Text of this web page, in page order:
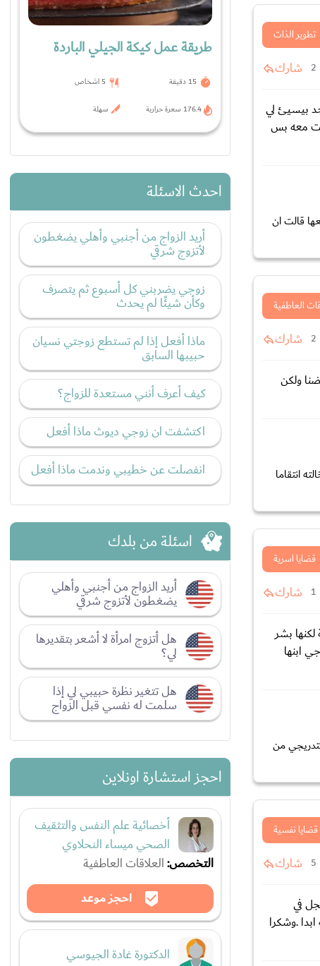
تطوير الذات
2 شارك
بيسيئ لي
معه بس
قالت ان
العاطفية
2 شارك
ولكن
انتقاما
قضايا اسرية
1 شارك
بشر
ابنها
من
قضايا نفسية
5 شارك
في
.وشكرا
طريقة عمل كيكة الجيلي الباردة
15 دقيقة 5 اشخاص
176.4 سعرة حرارية سهلة
احدث الاسئلة
أريد الزواج من أجنبي وأهلي يضغطون
لأتزوج شرقي
زوجي يضربني كل أسبوع ثم يتصرف
وكأن شيئًا لم يحدث
ماذا أفعل إذا لم تستطع زوجتي نسيان
حبيبها السابق
كيف أعرف أنني مستعدة للزواج؟
اكتشفت ان زوجي ديوث ماذا أفعل
انفصلت عن خطيبي وندمت ماذا أفعل
اسئلة من بلدك
أريد الزواج من أجنبي وأهلي
يضغطون لأتزوج شرقي
هل أتزوج امرأة لا أشعر بتقديرها
لي؟
هل تتغير نظرة حبيبي لي إذا
سلمت له نفسي قبل الزواج
احجز استشارة اونلاين
أخصائية علم النفس والتثقيف
الصحي ميساء النحلاوي
التخصص:العلاقات العاطفية
احجز موعد
الدكتورة غادة الجيوسي